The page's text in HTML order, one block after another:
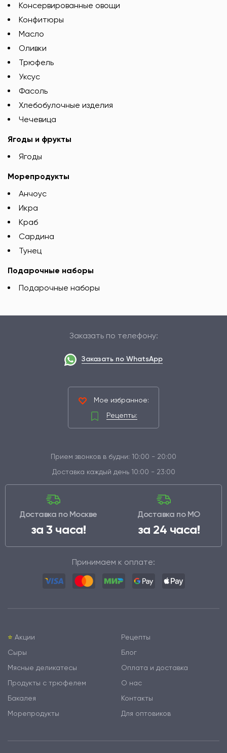
Консервированные овощи
Конфитюры
Масло
Оливки
Трюфель
Уксус
Фасоль
Хлебобулочные изделия
Чечевица
Ягоды и фрукты
Ягоды
Морепродукты
Анчоус
Икра
Краб
Сардина
Тунец
Подарочные наборы
Подарочные наборы
Заказать по телефону:
Заказать по WhatsApp
Мое избранное:
Рецепты:
Прием звонков в будни: 10:00 - 20:00
Доставка каждый день 10:00 - 23:00
Доставка по Москве
за 3 часа!
Доставка по МО
за 24 часа!
Принимаем к оплате:
⭐️ Акции
Сыры
Мясные деликатесы
Продукты с трюфелем
Бакалея
Морепродукты
Рецепты
Блог
Оплата и доставка
О нас
Контакты
Для оптовиков